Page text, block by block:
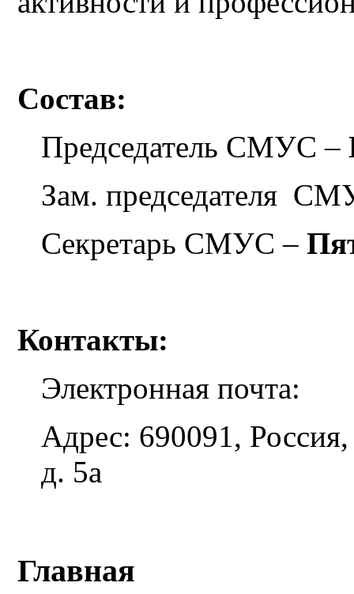
Состав:
Председатель СМУС –
Зам. председателя
Секретарь СМУС –
Контакты:
Электронная почта:
Адрес: 690091,
д. 5а
Главная